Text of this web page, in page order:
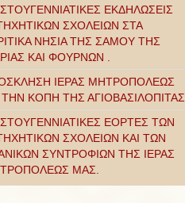
ΕΚΔΗΛΩΣΕΙΣ
ΣΧΟΛΕΙΩΝ ΣΤΑ
ΝΗΣΙΑ ΤΗΣ ΣΑΜΟΥ ΤΗΣ
ΚΑΙ ΦΟΥΡΝΩΝ .
ΙΕΡΑΣ ΜΗΤΡΟΠΟΛΕΩΣ
ΤΗΝ ΚΟΠΗ ΤΗΣ ΑΓΙΟΒΑΣΙΛΟΠΙΤΑΣ
ΕΟΡΤΕΣ ΤΩΝ
ΣΧΟΛΕΙΩΝ ΚΑΙ ΤΩΝ
ΣΥΝΤΡΟΦΙΩΝ ΤΗΣ ΙΕΡΑΣ
ΜΑΣ.